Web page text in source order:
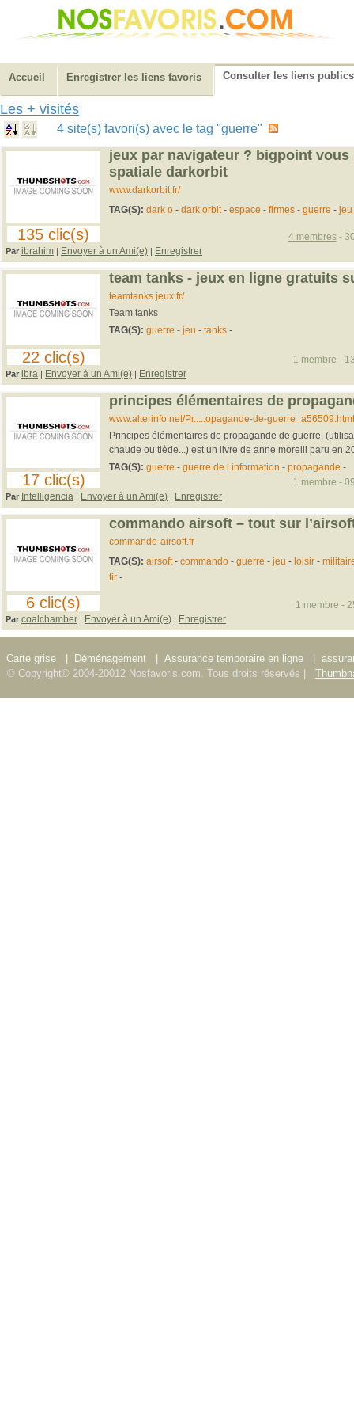
Accueil Enregistrer les liens favoris Consulter les liens publics
Les + visités
4 site(s) favori(s) avec le tag "guerre"
135 clic(s)
jeux par navigateur ? bigpoint vous
spatiale darkorbit
www.darkorbit.fr/
TAG(S): dark o- dark orbit- espace - firmes- guerre - jeu
Par ibrahim | Envoyer à un Ami(e) | Enregistrer
4 membres-
22 clic(s)
team tanks - jeux en ligne gratuits
teamtanks.jeux.fr/
Team tanks
TAG(S): guerre - jeu - tanks-
Par ibra | Envoyer à un Ami(e) | Enregistrer
1 membre -
17 clic(s)
principes élémentaires de
www.alterinfo.net/Pr.....opagande-de-guerre_a56509.html
Principes élémentaires de propagande de guerre,
chaude ou tiède...) est un livre de anne morelli paru en
TAG(S): guerre - guerre de l information - propagande -
Par Intelligencia | Envoyer à un Ami(e) | Enregistrer
1 membre -
6 clic(s)
commando airsoft – tout sur
commando-airsoft.fr
TAG(S): airsoft- commando- guerre - jeu - loisir-
tir -
Par coalchamber | Envoyer à un Ami(e) | Enregistrer
1 membre -
Carte grise Déménagement Assurance temporaire en ligne
© Copyright© 2004-20012 Nosfavoris.com. Tous droits réservés |